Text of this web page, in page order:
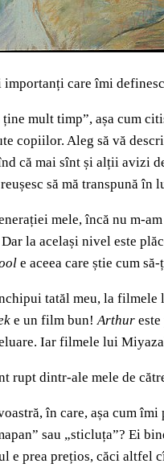
care îmi
mult timp”, așa cum
copiilor. Aleg să vă
că mai sînt și alții avizi
să mă transpună
mele, încă nu m-
la același nivel este
e aceea care știe cum
tatăl meu, la
e un film bun!Arthur
Iar filmele lui
rupt dintr-ale mele de
în care, așa cum
sau „sticluța”? Ei
prea prețios, căci altfel